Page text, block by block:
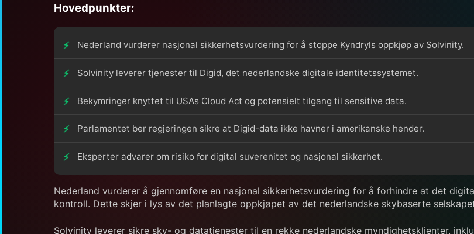
Hovedpunkter:
Nederland vurderer nasjonal sikkerhetsvurdering for å stoppe Kyndryls oppkjøp av Solvinity.
Solvinity leverer tjenester til Digid, det nederlandske digitale identitetssystemet.
Bekymringer knyttet til USAs Cloud Act og potensielt tilgang til sensitive data.
Parlamentet ber regjeringen sikre at Digid-data ikke havner i amerikanske hender.
Eksperter advarer om risiko for digital suverenitet og nasjonal sikkerhet.
Nederland vurderer å gjennomføre en nasjonal sikkerhetsvurdering for å forhindre at det
kontroll. Dette skjer i lys av det planlagte oppkjøpet av det nederlandske skybaserte
Solvinity leverer sikre sky- og datatjenester til en rekke nederlandske myndighetsklienter,